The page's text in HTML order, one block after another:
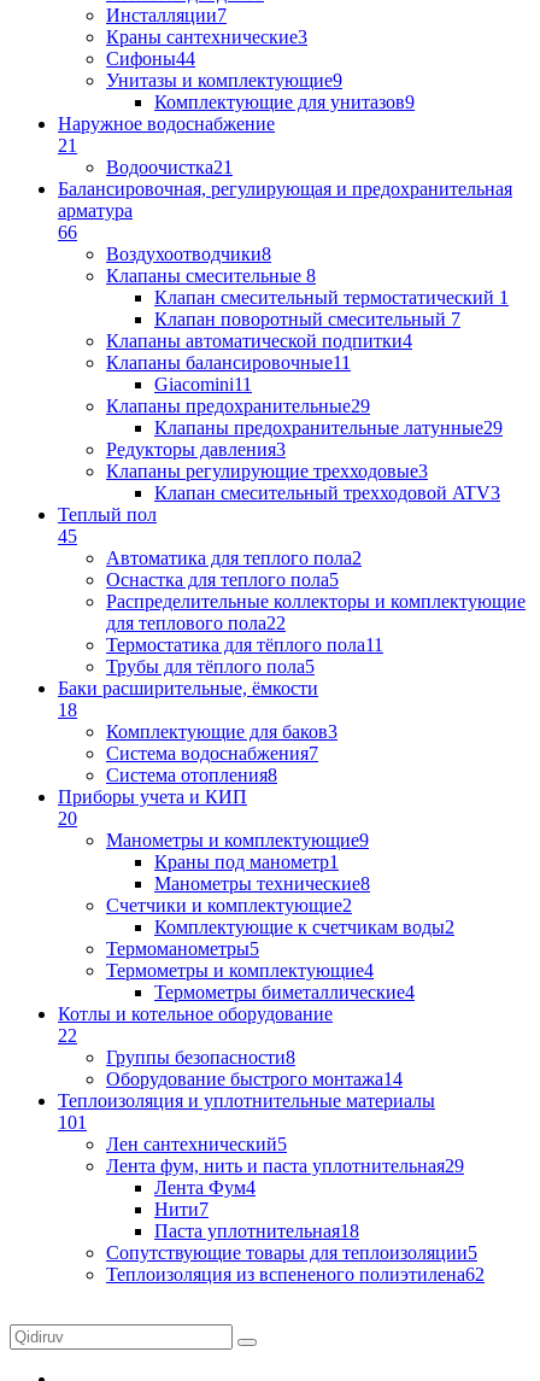
Инсталляции7
Краны сантехнические3
Сифоны44
Унитазы и комплектующие9
Комплектующие для унитазов9
Наружное водоснабжение
21
Водоочистка21
Балансировочная, регулирующая и предохранительная
арматура
66
Воздухоотводчики8
Клапаны cмесительные 8
Клапан cмесительный термостатический 1
Клапан поворотный cмесительный 7
Клапаны автоматической подпитки4
Клапаны балансировочные11
Giacomini11
Клапаны предохранительные29
Клапаны предохранительные латунные29
Редукторы давления3
Клапаны регулирующие трехходовые3
Клапан смесительный трехходовой ATV3
Теплый пол
45
Автоматика для теплого пола2
Оснастка для теплого пола5
Распределительные коллекторы и комплектующие
для теплового пола22
Термостатика для тёплого пола11
Трубы для тёплого пола5
Баки расширительные, ёмкости
18
Комплектующие для баков3
Система водоснабжения7
Система отопления8
Приборы учета и КИП
20
Манометры и комплектующие9
Краны под манометр1
Манометры технические8
Счетчики и комплектующие2
Комплектующие к счетчикам воды2
Термоманометры5
Термометры и комплектующие4
Термометры биметаллические4
Котлы и котельное оборудование
22
Группы безопасности8
Оборудование быстрого монтажа14
Теплоизоляция и уплотнительные материалы
101
Лен сантехнический5
Лента фум, нить и паста уплотнительная29
Лента Фум4
Нити7
Паста уплотнительная18
Сопутствующие товары для теплоизоляции5
Теплоизоляция из вспененого полиэтилена62